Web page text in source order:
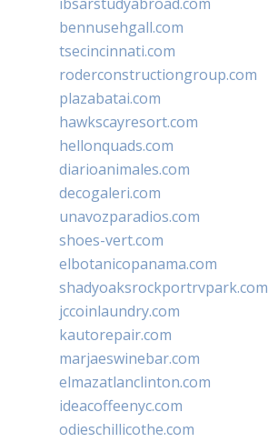
bennusehgall.com
tsecincinnati.com
roderconstructiongroup.com
plazabatai.com
hawkscayresort.com
hellonquads.com
diarioanimales.com
decogaleri.com
unavozparadios.com
shoes-vert.com
elbotanicopanama.com
shadyoaksrockportrvpark.com
jccoinlaundry.com
kautorepair.com
marjaeswinebar.com
elmazatlanclinton.com
ideacoffeenyc.com
odieschillicothe.com